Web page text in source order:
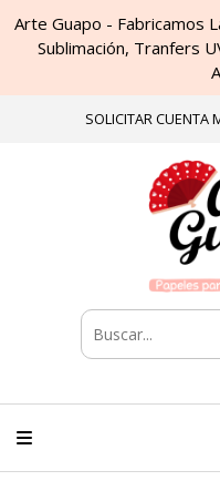
Arte Guapo - Fabricamos
Sublimación, Tranfers
SOLICITAR CUENTA